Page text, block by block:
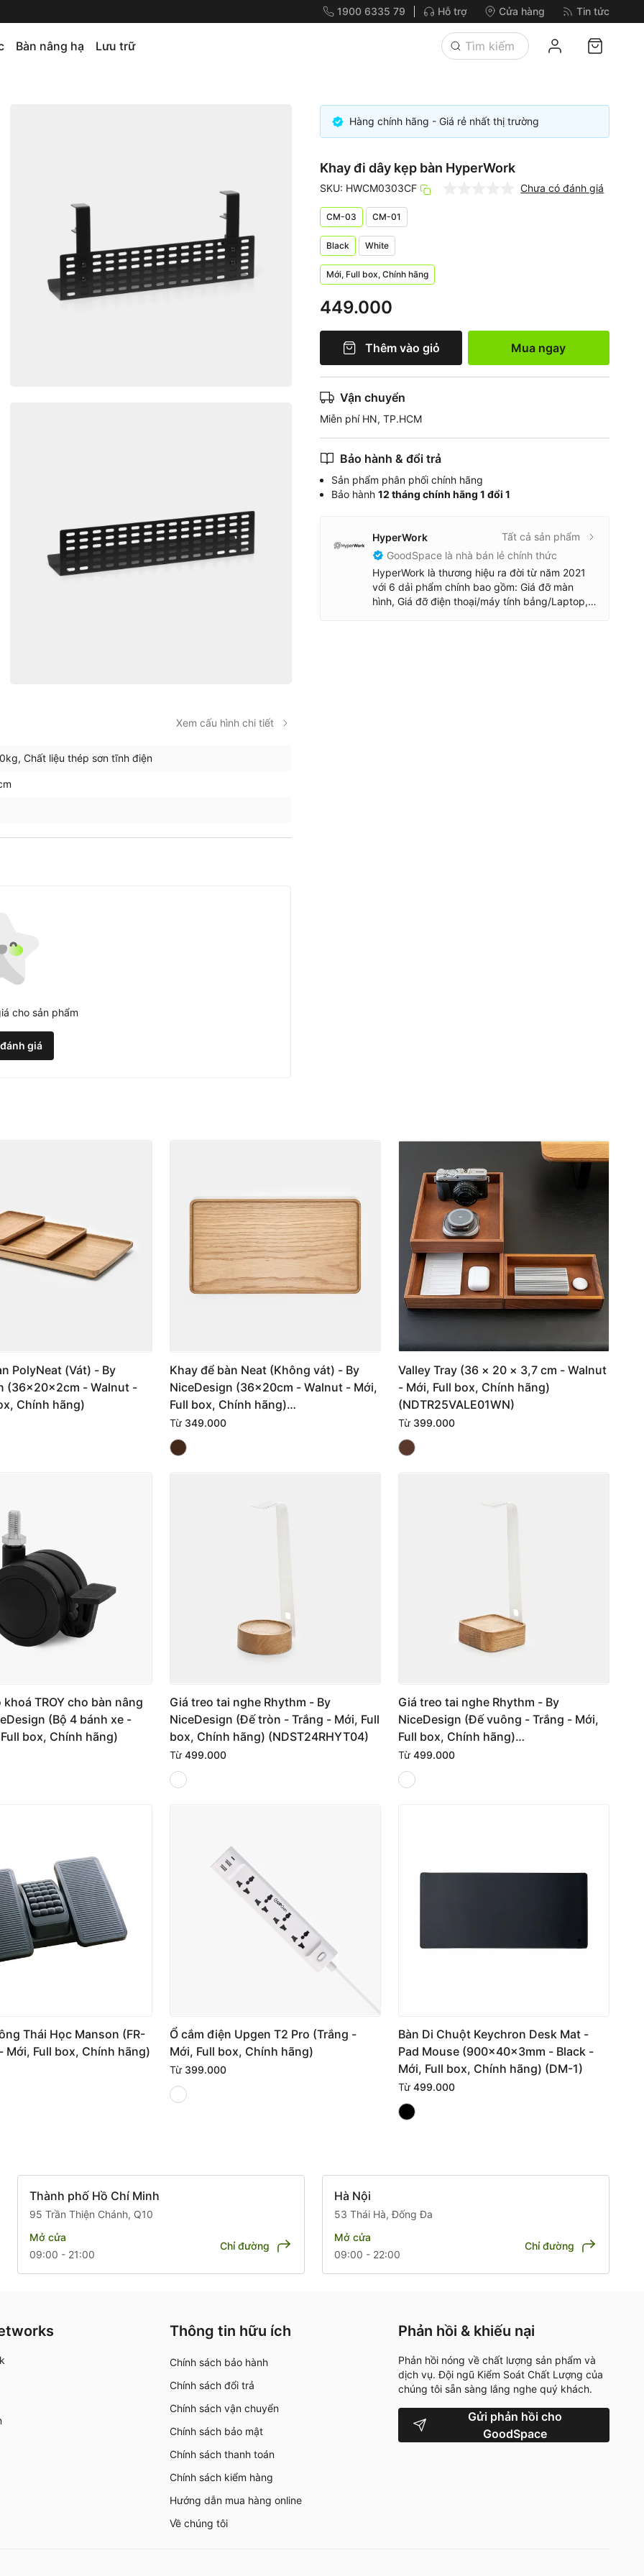
1900 6335 79 Hỗ trợ Cửa hàng Tin tức
Bàn nâng hạ Lưu trữ
Hàng chính hãng - Giá rẻ nhất thị trường
Khay đi dây kẹp bàn HyperWork
SKU: HWCM0303CF Chưa có đánh giá
CM-03 CM-01
Black White
Mới, Full box, Chính hãng
449.000
Thêm vào giỏ Mua ngay
Vận chuyển
Miễn phí HN, TP.HCM
Bảo hành & đổi trả
Sản phẩm phân phối chính hãng
Bảo hành12 tháng chính hãng 1 đổi 1
HyperWork
Tất cả sản phẩm
GoodSpace là nhà bán lẻ chính thức
HyperWork là thương hiệu ra đời từ năm 2021
với 6 dải phẩm chính bao gồm: Giá đỡ màn
hình, Giá đỡ điện thoại/máy tính bảng/Laptop,
Xem cấu hình chi tiết
Chất liệu thép sơn tĩnh điện
cho sản phẩm
giá
PolyNeat (Vát) - By
(36x20x2cm - Walnut -
Chính hãng)
Khay để bàn Neat (Không vát) - By
NiceDesign (36x20cm - Walnut - Mới,
Full box, Chính hãng)
(NDTR25NEAT01WN)
Từ 349.000
Valley Tray (36 × 20 × 3,7 cm - Walnut
- Mới, Full box, Chính hãng)
(NDTR25VALE01WN)
Từ 399.000
khoá TROY cho bàn nâng
(Bộ 4 bánh xe -
box, Chính hãng)
Giá treo tai nghe Rhythm - By
NiceDesign (Đế tròn - Trắng - Mới, Full
box, Chính hãng) (NDST24RHYT04)
Từ 499.000
Giá treo tai nghe Rhythm - By
NiceDesign (Đế vuông - Trắng - Mới,
Full box, Chính hãng)
(NDST24RHYT02)
Từ 499.000
Thái Học Manson (FR-
Mới, Full box, Chính hãng)
Ổ cắm điện Upgen T2 Pro (Trắng -
Mới, Full box, Chính hãng)
Từ 399.000
Bàn Di Chuột Keychron Desk Mat -
Pad Mouse (900x40x3mm - Black -
Mới, Full box, Chính hãng) (DM-1)
Từ 499.000
Thành phố Hồ Chí Minh
95 Trần Thiện Chánh, Q10
Mở cửa
09:00 - 21:00
Chỉ đường
Hà Nội
53 Thái Hà, Đống Đa
Mở cửa
09:00 - 22:00
Chỉ đường
Thông tin hữu ích
Chính sách bảo hành
Chính sách đổi trả
Chính sách vận chuyển
Chính sách bảo mật
Chính sách thanh toán
Chính sách kiểm hàng
Hướng dẫn mua hàng online
Về chúng tôi
Phản hồi & khiếu nại
Phản hồi nóng về chất lượng sản phẩm và
dịch vụ. Đội ngũ Kiểm Soát Chất Lượng của
chúng tôi sẵn sàng lắng nghe quý khách.
Gửi phản hồi cho
GoodSpace